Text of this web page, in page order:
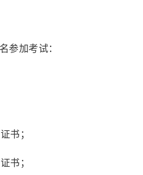
参加考试：
书；
书；